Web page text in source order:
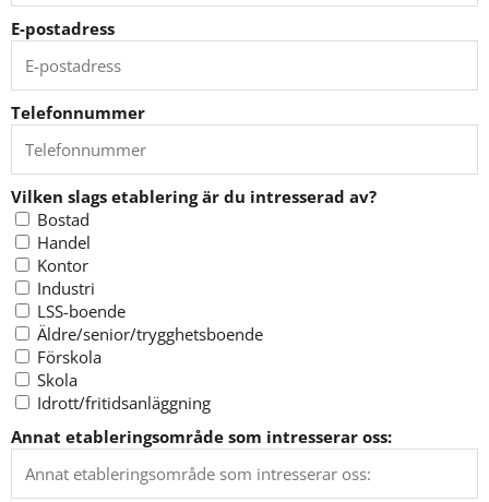
E-postadress
Telefonnummer
Vilken slags etablering är du intresserad av?
Vilken slags etablering är du intresserad av?
Bostad
Handel
Kontor
Industri
LSS-boende
Äldre/senior/trygghetsboende
Förskola
Skola
Idrott/fritidsanläggning
Annat etableringsområde som intresserar oss: